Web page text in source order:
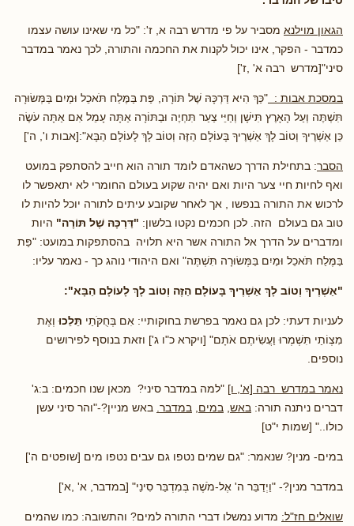
הגאון מוילנא מסביר על פי מדרש רבה א, ז': "כל מי שאינו עושה עצמו
כמדבר - הפקר, אינו יכול לקנות את החכמה והתורה, לכך נאמר במדבר
סיני"[מדרש רבה א' ,ז']
במסכת אבות : "כַּךְ הִיא דַּרְכָּהּ שֶׁל תּוֹרָה, פַּת בַּמֶּלַח תֹּאכֵל וּמַיִם בַּמְּשׂוּרָה
תִּשְׁתֶּה וְעַל הָאָרֶץ תִּישָׁן וְחַיֵּי צַעַר תִּחְיֶה וּבַתּוֹרָה אַתָּה עָמֵל אִם אַתָּה עֹשֶׂה
כֵּן אַשְׁרֶיךָ וְטוֹב לָךְ אַשְׁרֶיךָ בָּעוֹלָם הַזֶּה וְטוֹב לָךְ לָעוֹלָם הַבָּא":[אבות ו', ה']
הסבר: בתחילת הדרך כשהאדם לומד תורה הוא חייב להסתפק במועט
ואף לחיות חיי צער היות ואם יהיה שקוע בעולם החומרי לא יתאפשר לו
לרכוש את התורה בנפשו , אך לאחר שקובע עיתים לתורה יוכל להיות לו
טוב גם בעולם הזה. לכן חכמים נקטו בלשון: "דַּרְכָּהּ שֶׁל תּוֹרָה" היות
ומדברים על הדרך אל התורה אשר היא תלויה בהסתפקות במועט: "פַּת
בַּמֶּלַח תֹּאכֵל וּמַיִם בַּמְּשׂוּרָה תִּשְׁתֶּה" ואם היהודי נוהג כך - נאמר עליו:
"אַשְׁרֶיךָ וְטוֹב לָךְ אַשְׁרֶיךָ בָּעוֹלָם הַזֶּה וְטוֹב לָךְ לָעוֹלָם הַבָּא":
לעניות דעתי: לכן גם נאמר בפרשת בחוקותיי: אִם בְּחֻקֹּתַי תֵּלֵכוּ וְאֶת
מִצְו‍ֹתַי תִּשְׁמְרוּ וַעֲשִׂיתֶם אֹתָם" [ויקרא כ"ו ג'] וזאת בנוסף לפירושים
נוספים.
נאמר במדרש רבה [א', ו] "למה במדבר סיני? מכאן שנו חכמים: ב:ג'
דברים ניתנה תורה: באש במים, במדבר. באש מניין?-"והר סיני עשן
כולו.." [שמות י"ט]
במים- מנין? שנאמר: "גם שמים נטפו גם עבים נטפו מים [שופטים ה']
במדבר מנין?- "וַיְדַבֵּר ה' אֶל-מֹשֶׁה בְּמִדְבַּר סִינַי" [במדבר, א' ,א']
שואלים חז"ל: מדוע נמשלו דברי התורה למים? והתשובה: כמו שהמים